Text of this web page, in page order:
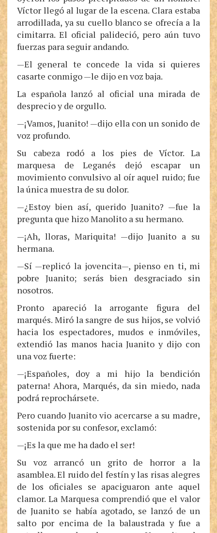
Víctor llegó al lugar de la escena. Clara estaba
arrodillada, ya su cuello blanco se ofrecía a la
cimitarra. El oficial palideció, pero aún tuvo
fuerzas para seguir andando.
—El general te concede la vida si quieres
casarte conmigo —le dijo en voz baja.
La española lanzó al oficial una mirada de
desprecio y de orgullo.
—¡Vamos, Juanito! —dijo ella con un sonido de
voz profundo.
Su cabeza rodó a los pies de Víctor. La
marquesa de Leganés dejó escapar un
movimiento convulsivo al oír aquel ruido; fue
la única muestra de su dolor.
—¿Estoy bien así, querido Juanito? —fue la
pregunta que hizo Manolito a su hermano.
—¡Ah, lloras, Mariquita! —dijo Juanito a su
hermana.
—Sí —replicó la jovencita—, pienso en ti, mi
pobre Juanito; serás bien desgraciado sin
nosotros.
Pronto apareció la arrogante figura del
marqués. Miró la sangre de sus hijos, se volvió
hacia los espectadores, mudos e inmóviles,
extendió las manos hacia Juanito y dijo con
una voz fuerte:
—¡Españoles, doy a mi hijo la bendición
paterna! Ahora, Marqués, da sin miedo, nada
podrá reprochársete.
Pero cuando Juanito vio acercarse a su madre,
sostenida por su confesor, exclamó:
—¡Es la que me ha dado el ser!
Su voz arrancó un grito de horror a la
asamblea. El ruido del festín y las risas alegres
de los oficiales se apaciguaron ante aquel
clamor. La Marquesa comprendió que el valor
de Juanito se había agotado, se lanzó de un
salto por encima de la balaustrada y fue a